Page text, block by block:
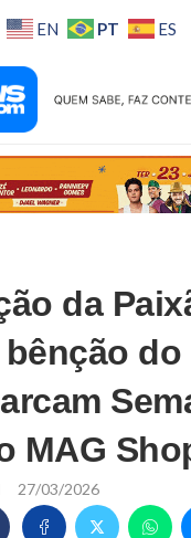
EN PT ES
da
do
MAG
27/03/2026